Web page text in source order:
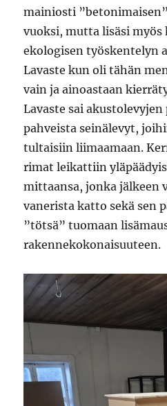
mainiosti
vuoksi, mutta lisäsi myös
ekologisen työskentelyn
Lavaste kun oli tähän
vain ja ainoastaan
Lavaste sai
pahveista seinälevyt,
tultaisiin liimaamaan.
rimat leikattiin
mittaansa, jonka jälkeen
vanerista katto sekä sen
”tötsä” tuomaan
rakennekokonaisuuteen.